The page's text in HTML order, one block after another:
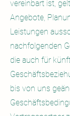
vereinbart ist,
Angebote,
Leistungen
nachfolgenden
die auch für
bis von uns